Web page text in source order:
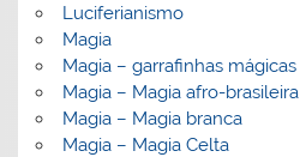
Luciferianismo
Magia
Magia – garrafinhas mágicas
Magia – Magia afro-brasileira
Magia – Magia branca
Magia – Magia Celta